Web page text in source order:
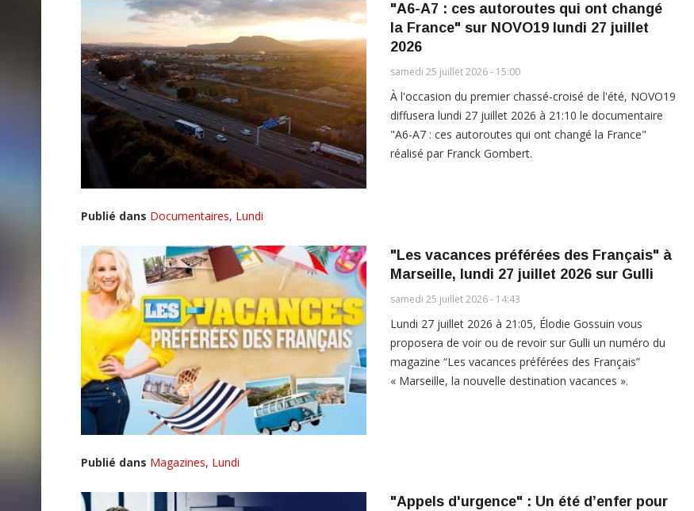
"A6-A7 : ces autoroutes qui ont changé
la France" sur NOVO19 lundi 27 juillet
2026
samedi 25 juillet 2026 - 15:00
À l'occasion du premier chassé-croisé de l'été, NOVO19
diffusera lundi 27 juillet 2026 à 21:10 le documentaire
"A6-A7 : ces autoroutes qui ont changé la France"
réalisé par Franck Gombert.
Publié dans Documentaires, Lundi
"Les vacances préférées des Français" à
Marseille, lundi 27 juillet 2026 sur Gulli
samedi 25 juillet 2026 - 14:43
Lundi 27 juillet 2026 à 21:05, Élodie Gossuin vous
proposera de voir ou de revoir sur Gulli un numéro du
magazine “Les vacances préférées des Français”
« Marseille, la nouvelle destination vacances ».
Publié dans Magazines, Lundi
"Appels d'urgence" : Un été d’enfer pour